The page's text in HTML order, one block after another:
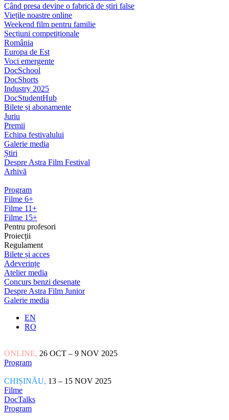
Când presa devine o fabrică de știri false
Viețile noastre online
Weekend film pentru familie
Secțiuni competiționale
România
Europa de Est
Voci emergente
DocSchool
DocShorts
Industry 2025
DocStudentHub
Bilete și abonamente
Juriu
Premii
Echipa festivalului
Galerie media
Știri
Despre Astra Film Festival
Arhivă
Program
Filme 6+
Filme 11+
Filme 15+
Pentru profesori
Proiecții
Regulament
Bilete și acces
Adeverințe
Atelier media
Concurs benzi desenate
Despre Astra Film Junior
Galerie media
EN
RO
ONLINE, 26 OCT – 9 NOV 2025
Program
CHIȘINĂU, 13 – 15 NOV 2025
Filme
DocTalks
Program